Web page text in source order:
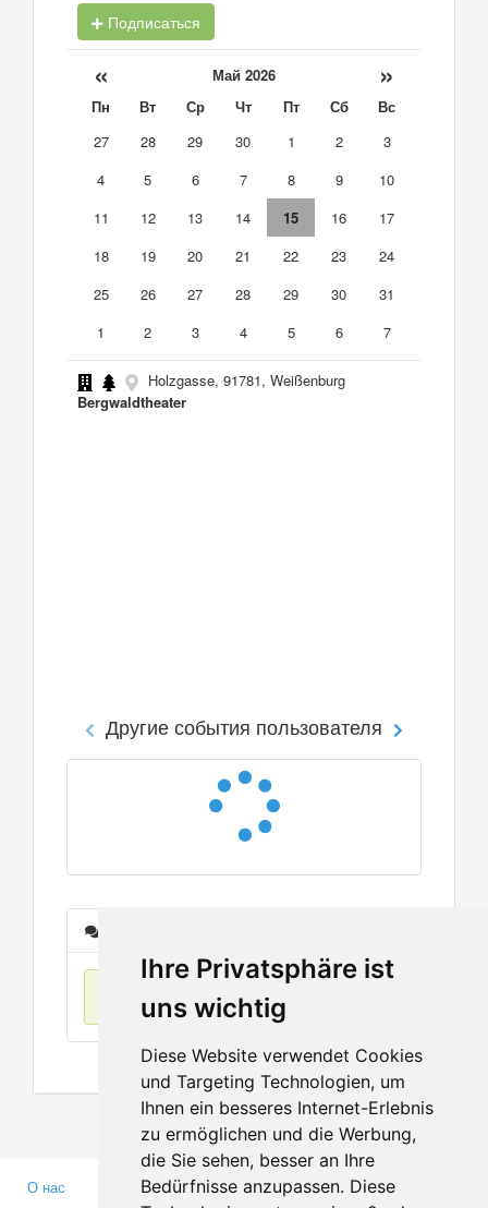
Ihre Privatsphäre ist
uns wichtig
Diese Website verwendet Cookies
und Targeting Technologien, um
Ihnen ein besseres Internet-Erlebnis
zu ermöglichen und die Werbung,
die Sie sehen, besser an Ihre
Bedürfnisse anzupassen. Diese
Подписаться
« Май 2026 »
Пн Вт Ср Чт Пт Сб
Вс
27
28 29 30 1 2
3
4
5 6 7 8 9
10
11
12 13 14 15 16
17
18
19 20 21 22 23
24
25
26 27 28 29 30
31
1
2 3 4 5 6 7
Holzgasse, 91781, Weißenburg
Bergwaldtheater
Другие события пользователя
О нас Партнерам